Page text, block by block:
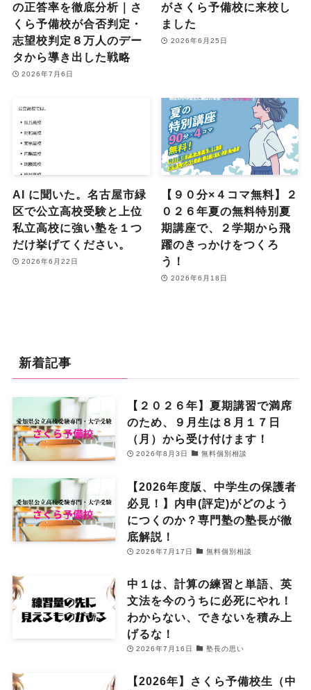
の正答率を徹底分析｜さ
くら予備校が合否判定・
志望校判定８万人のデー
タから導き出した戦略
2026年7月6日
がさくら予備校に来校し
ました
2026年6月25日
AI に聞いた。名古屋市緑
区で公立高校受験と上位
私立高校に強い塾を１つ
だけ挙げてください。
2026年6月22日
【９０分×４コマ無料】２
０２６年夏の無料特別夏
期講座で、２学期から飛
躍のきっかけをつくろ
う！
2026年6月18日
新着記事
【２０２６年】夏期講習で満席
のため、９月生は８月１７日
（月）から受け付けます！
2026年8月3日 無料個別相談
【2026年度版、中学生の保護者
必見！】内申(評定)がどのよう
につくのか？専門塾の塾長が徹
底解説！
2026年7月17日 無料個別相談
中１は、計算の練習と単語、英
文法を今のうちに必死にやれ！
わからない、できないを積み上
げるな！
2026年7月16日 塾長の思い
【2026年】さくら予備校生（中